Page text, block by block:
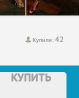
Купили:42
КУПИТЬ